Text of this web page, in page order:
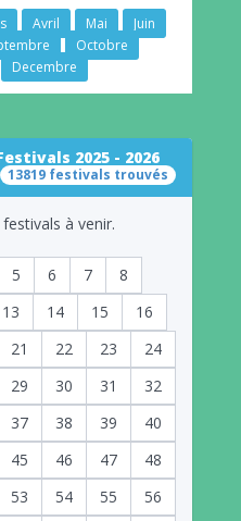
Avril Mai
Juin
Octobre
Decembre
2025 - 2026
13819 festivals trouvés
à venir.
5 6 7
8
13 14 15
16
21 22 23
24
29 30 31
32
37 38 39
40
45 46 47
48
53 54 55
56